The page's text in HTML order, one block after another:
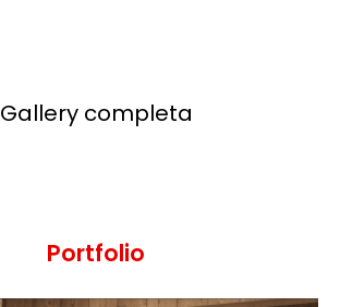
Gallery completa
Portfolio